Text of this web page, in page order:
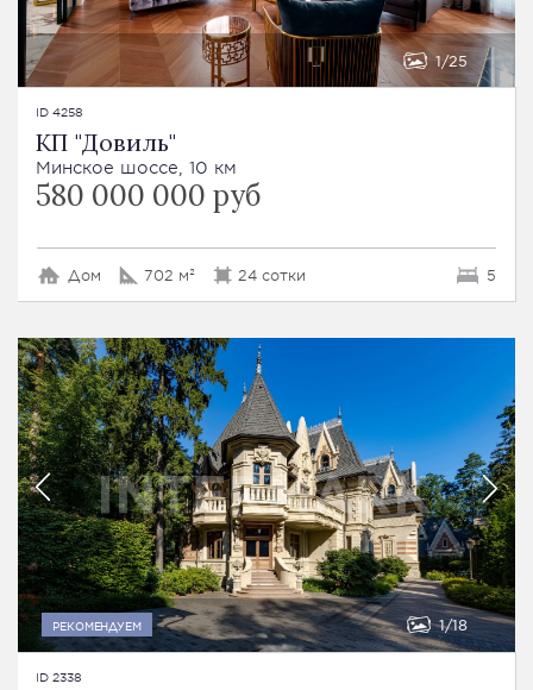
1 25
ID 4258
КП "Довиль"
Минское шоссе, 10 км
580 000 000 руб
Дом 702 м² 24 сотки 5
РЕКОМЕНДУЕМ 1 18
ID 2338